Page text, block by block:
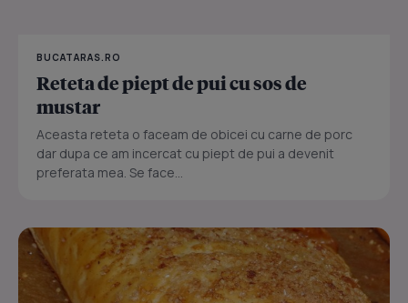
BUCATARAS.RO
Reteta de piept de pui cu sos de
mustar
Aceasta reteta o faceam de obicei cu carne de porc
dar dupa ce am incercat cu piept de pui a devenit
preferata mea. Se face...